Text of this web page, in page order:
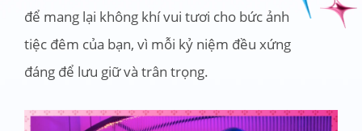
để mang lại không khí vui tươi cho bức ảnh
tiệc đêm của bạn, vì mỗi kỷ niệm đều xứng
đáng để lưu giữ và trân trọng.